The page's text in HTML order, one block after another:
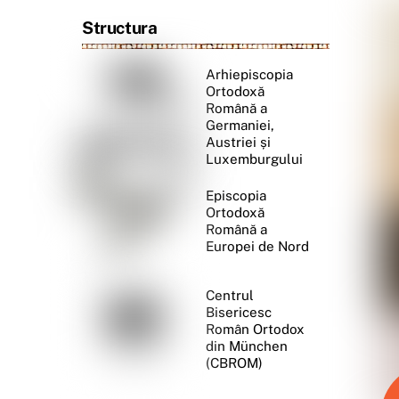
Structura
Arhiepiscopia
Ortodoxă
Română a
Germaniei,
Austriei și
Luxemburgului
Episcopia
Ortodoxă
Română a
Europei de Nord
Centrul
Bisericesc
Român Ortodox
din München
(CBROM)